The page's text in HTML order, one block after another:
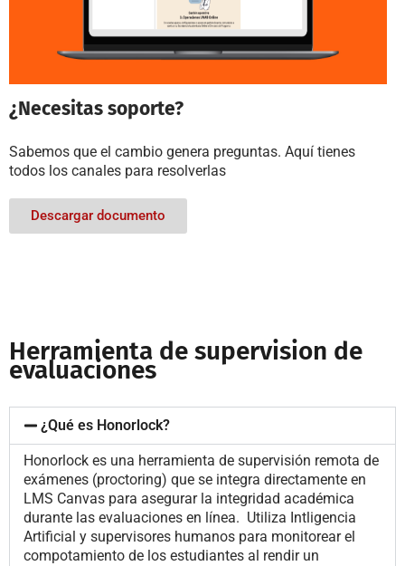
¿Necesitas soporte?
Sabemos que el cambio genera preguntas. Aquí tienes
todos los canales para resolverlas
Descargar documento
Herramienta de supervision de
evaluaciones
¿Qué es Honorlock?
Honorlock es una herramienta de supervisión remota de
exámenes (proctoring) que se integra directamente en
LMS Canvas para asegurar la integridad académica
durante las evaluaciones en línea. Utiliza Intligencia
Artificial y supervisores humanos para monitorear el
compotamiento de los estudiantes al rendir un